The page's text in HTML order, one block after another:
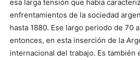
esa larga tensión que había
enfrentamientos de la sociedad
hasta 1880. Ese largo periodo de 70
entonces, en esta inserción de la
internacional del trabajo. Es también